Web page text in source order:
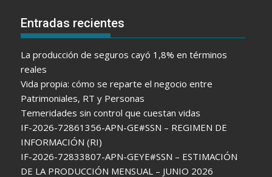
Entradas recientes
La producción de seguros cayó 1,8% en términos
reales
Vida propia: cómo se reparte el negocio entre
Patrimoniales, RT y Personas
Temeridades sin control que cuestan vidas
IF-2026-72861356-APN-GE#SSN – REGIMEN DE
INFORMACIÓN (RI)
IF-2026-72833807-APN-GEYE#SSN – ESTIMACIÓN
DE LA PRODUCCIÓN MENSUAL – JUNIO 2026